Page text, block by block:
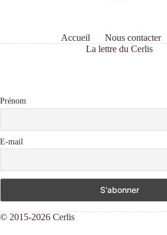
Accueil Nous contacter
La lettre du Cerlis
Prénom
E-mail
© 2015-2026 Cerlis